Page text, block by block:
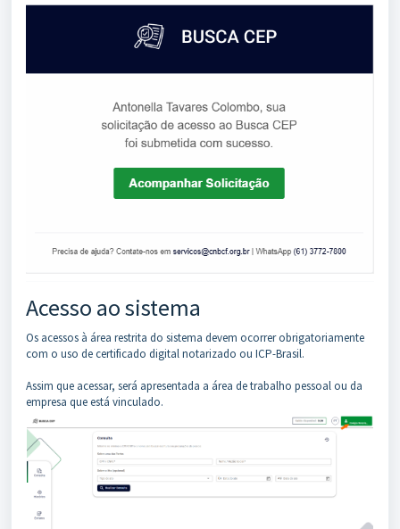
Acesso ao sistema
Os acessos à área restrita do sistema devem ocorrer obrigatoriamente
com o uso de certificado digital notarizado ou ICP-Brasil.
Assim que acessar, será apresentada a área de trabalho pessoal ou da
empresa que está vinculado.